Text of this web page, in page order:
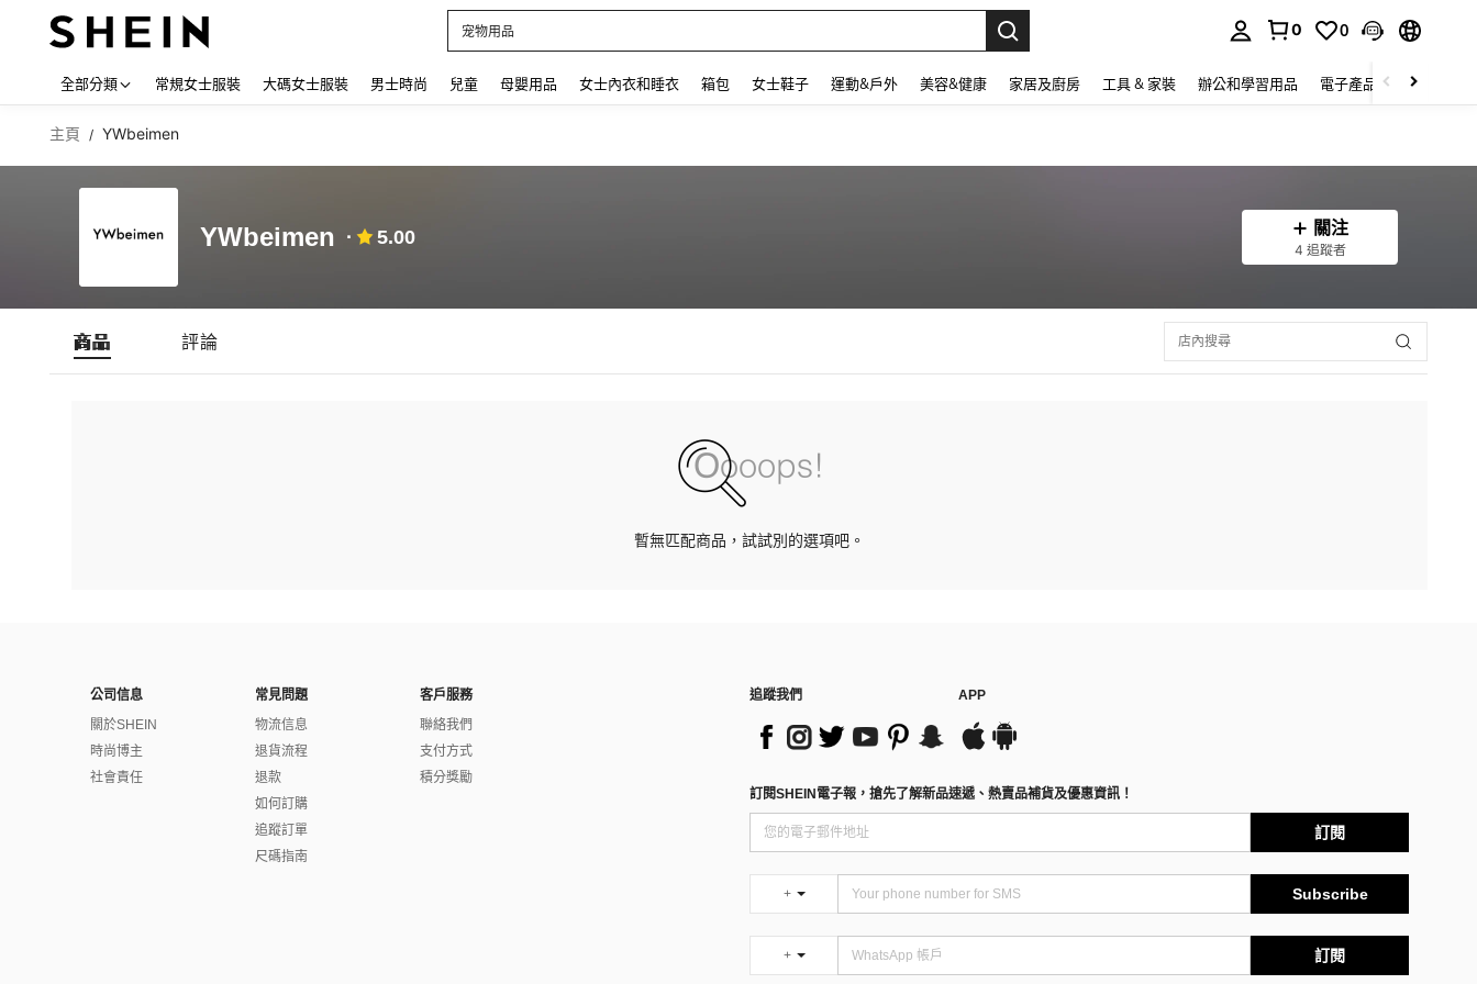
宠物用品
0 0
全部分類 常規女士服裝 大碼女士服裝 男士時尚 兒童 母嬰用品 女士內衣和睡衣 箱包 女士鞋子 運動&戶外 美容&健康 家居及廚房 工具 & 家裝 辦公和學習用品 電子產品 玩具
主頁 / YWbeimen
YWbeimen 5.00 關注
4 追蹤者
商品 評論
暫無匹配商品，試試別的選項吧。
公司信息
關於SHEIN
時尚博主
社會責任
常見問題
物流信息
退貨流程
退款
如何訂購
追蹤訂單
尺碼指南
客戶服務
聯絡我們
支付方式
積分獎勵
追蹤我們 APP
訂閱SHEIN電子報，搶先了解新品速遞、熱賣品補貨及優惠資訊！
訂閱
+ Subscribe
+ 訂閱